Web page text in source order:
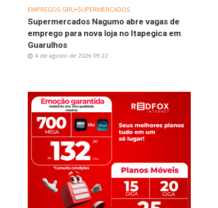
EMPREGOS GRU•SUPERMERCADOS
Supermercados Nagumo abre vagas de
emprego para nova loja no Itapegica em
Guarulhos
4 de agosto de 2026 09:22